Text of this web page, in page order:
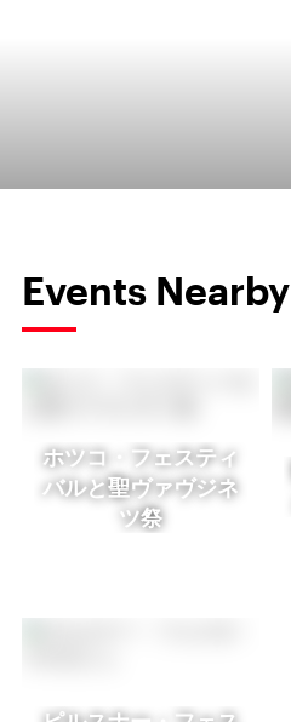
Events Nearby
ホツコ・フェスティ
バルと聖ヴァヴジネ
ツ祭